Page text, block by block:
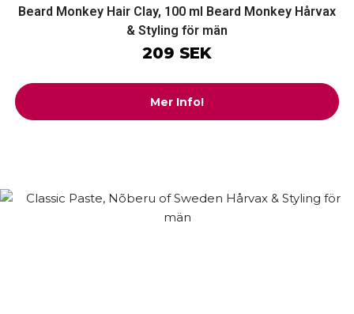
Beard Monkey Hair Clay, 100 ml Beard Monkey Hårvax
& Styling för män
209 SEK
Mer Info!